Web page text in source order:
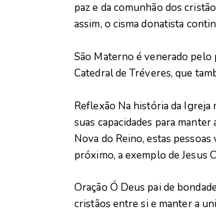
paz e da comunhão dos
assim, o cisma donatista
São Materno é venerado pelo
Catedral de Tréveres, que
Reflexão Na história da Igreja
suas capacidades para
Nova do Reino, estas
próximo, a exemplo de Jesus
Oração Ó Deus pai de
cristãos entre si e manter a